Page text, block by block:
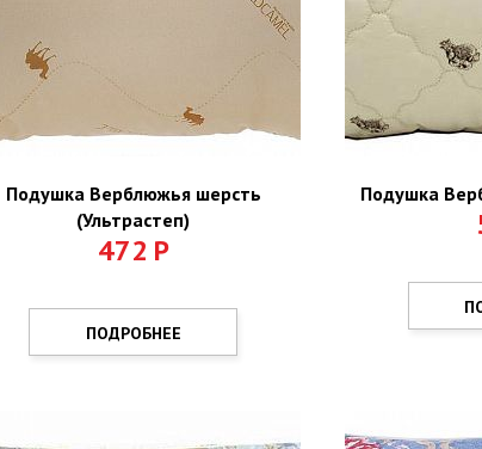
Подушка Верблюжья шерсть
(Ультрастеп)
472 Р
ПОДРОБНЕЕ
Подушка